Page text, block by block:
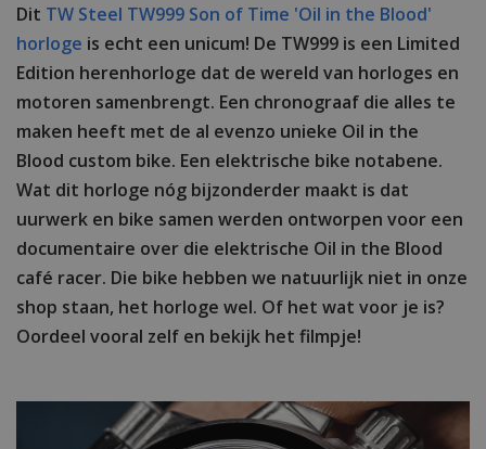
Dit TW Steel TW999 Son of Time 'Oil in the Blood'
horloge is echt een unicum! De TW999 is een Limited
Edition herenhorloge dat de wereld van horloges en
motoren samenbrengt. Een chronograaf die alles te
maken heeft met de al evenzo unieke Oil in the
Blood custom bike. Een elektrische bike notabene.
Wat dit horloge nóg bijzonderder maakt is dat
uurwerk en bike samen werden ontworpen voor een
documentaire over die elektrische Oil in the Blood
café racer. Die bike hebben we natuurlijk niet in onze
shop staan, het horloge wel. Of het wat voor je is?
Oordeel vooral zelf en bekijk het filmpje!